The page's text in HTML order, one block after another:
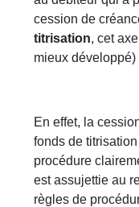
cession de
titrisation, cet
mieux
En effet, la
fonds de
procédure
est assujettie au
règles de